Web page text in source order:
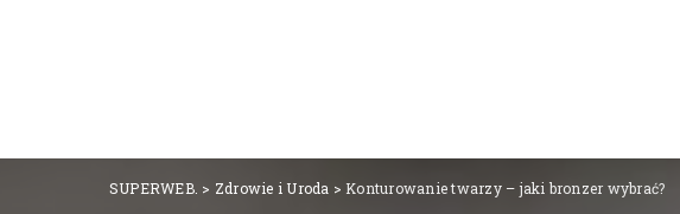
SUPERWEB. > Zdrowie i Uroda > Konturowanie twarzy – jaki bronzer wybrać?